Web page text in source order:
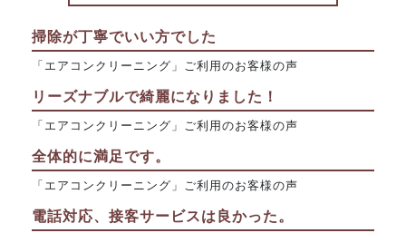
掃除が丁寧でいい方でした
「エアコンクリーニング」ご利用のお客様の声
リーズナブルで綺麗になりました！
「エアコンクリーニング」ご利用のお客様の声
全体的に満足です。
「エアコンクリーニング」ご利用のお客様の声
電話対応、接客サービスは良かった。